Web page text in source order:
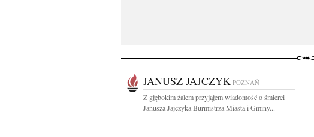
JANUSZ JAJCZYK POZNAŃ
Z głębokim żalem przyjąłem wiadomość o śmierci
Janusza Jajczyka Burmistrza Miasta i Gminy...